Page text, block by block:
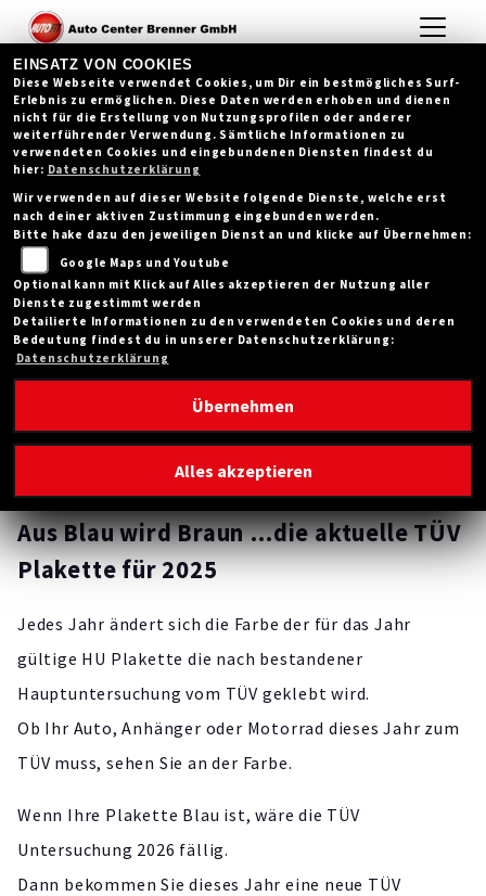
TÜV - AUS BLAU WIRD BRAUN
Aus Blau wird Braun …die aktuelle TÜV
Plakette für 2025
Jedes Jahr ändert sich die Farbe der für das Jahr
gültige HU Plakette die nach bestandener
Hauptuntersuchung vom TÜV geklebt wird.
Ob Ihr Auto, Anhänger oder Motorrad dieses Jahr zum
TÜV muss, sehen Sie an der Farbe.
Wenn Ihre Plakette Blau ist, wäre die TÜV
Untersuchung 2026 fällig.
Dann bekommen Sie dieses Jahr eine neue TÜV
EINSATZ VON COOKIES
Diese Webseite verwendet Cookies, um Dir ein bestmögliches Surf-
Erlebnis zu ermöglichen. Diese Daten werden erhoben und dienen
nicht für die Erstellung von Nutzungsprofilen oder anderer
weiterführender Verwendung. Sämtliche Informationen zu
verwendeten Cookies und eingebundenen Diensten findest du
hier: Datenschutzerklärung
Wir verwenden auf dieser Website folgende Dienste, welche erst
nach deiner aktiven Zustimmung eingebunden werden.
Bitte hake dazu den jeweiligen Dienst an und klicke auf Übernehmen:
Google Maps und Youtube
Optional kann mit Klick auf Alles akzeptieren der Nutzung aller
Dienste zugestimmt werden
Detailierte Informationen zu den verwendeten Cookies und deren
Bedeutung findest du in unserer Datenschutzerklärung:
Datenschutzerklärung
Übernehmen
Alles akzeptieren